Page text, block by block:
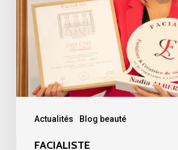
Actualités Blog beauté
FACIALISTE